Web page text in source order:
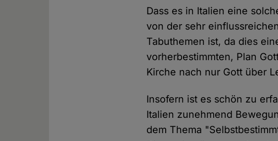
Dass es in Italien eine
von der sehr
Tabuthemen ist, da dies
vorherbestimmten, Plan
Kirche nach nur Gott über
Insofern ist es schön zu
Italien zunehmend
dem Thema